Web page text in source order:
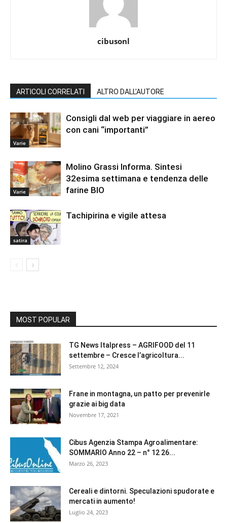
cibusonl
ARTICOLI CORRELATI ALTRO DALL'AUTORE
Varie
Consigli dal web per viaggiare in aereo
con cani “importanti”
Varie
Molino Grassi Informa. Sintesi
32esima settimana e tendenza delle
farine BIO
satira
Tachipirina e vigile attesa
MOST POPULAR
TG News Italpress – AGRIFOOD del 11
settembre – Cresce l’agricoltura...
Settembre 12, 2024
Frane in montagna, un patto per prevenirle
grazie ai big data
Novembre 17, 2021
Cibus Agenzia Stampa Agroalimentare:
SOMMARIO Anno 22 – n° 12 26...
Marzo 26, 2023
Cereali e dintorni. Speculazioni spudorate e
mercati in aumento!
Luglio 24, 2023